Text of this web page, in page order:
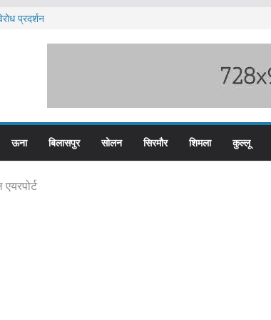
प्रदर्शन
हेरोइन की खेप बरामद
ऊना बिलासपुर सोलन सिरमौर शिमला कुल्लू